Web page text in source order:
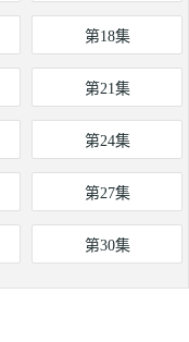
第18集
第21集
第24集
第27集
第30集